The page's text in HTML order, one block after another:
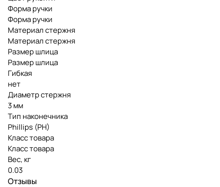
Форма ручки
Форма ручки
Материал стержня
Материал стержня
Размер шлица
Размер шлица
Гибкая
нет
Диаметр стержня
3 мм
Тип наконечника
Phillips (PH)
Класс товара
Класс товара
Вес, кг
0.03
Отзывы